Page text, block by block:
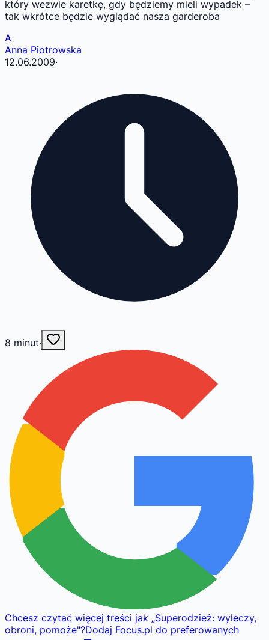
który wezwie karetkę, gdy będziemy mieli wypadek –
tak wkrótce będzie wyglądać nasza garderoba
A
Anna Piotrowska
12.06.2009·
8 minut·
Chcesz czytać więcej treści jak „Superodzież: wyleczy,
obroni, pomoże"?Dodaj Focus.pl do preferowanych